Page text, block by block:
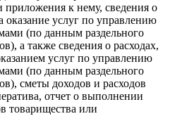
приложения к нему, сведения о
оказание услуг по управлению
(по данным раздельного
а также сведения о расходах,
услуг по управлению
(по данным раздельного
сметы доходов и расходов
отчет о выполнении
товарищества или